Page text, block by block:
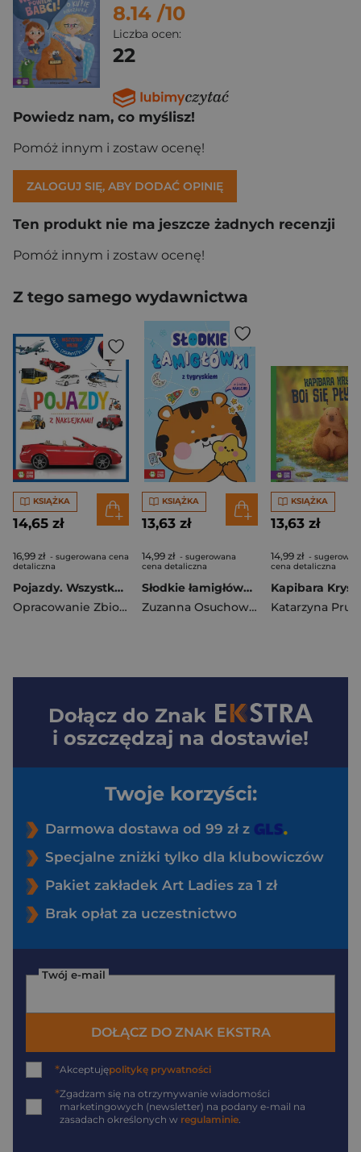
8.14 /10
Liczba ocen:
22
Powiedz nam, co myślisz!
Pomóż innym i zostaw ocenę!
ZALOGUJ SIĘ, ABY DODAĆ OPINIĘ
Ten produkt nie ma jeszcze żadnych recenzji
Pomóż innym i zostaw ocenę!
Z tego samego wydawnictwa
KSIĄŻKA
14,65 zł
16,99 zł - sugerowana cena
detaliczna
Pojazdy. Wszystko wiem!
Opracowanie Zbiorowe
KSIĄŻKA
13,63 zł
14,99 zł - sugerowana
cena detaliczna
Słodkie łamigłówki z tygryskiem
Zuzanna Osuchowska
KSIĄŻKA
13,63 zł
14,99 zł -
cena detaliczna
Dołącz do Znak
i oszczędzaj na dostawie!
Twoje korzyści:
Darmowa dostawa od 99 zł z
Specjalne zniżki tylko dla klubowiczów
Pakiet zakładek Art Ladies za 1 zł
Brak opłat za uczestnictwo
Twój e-mail
DOŁĄCZ DO ZNAK EKSTRA
*Akceptujępolitykę prywatności
*Zgadzam się na otrzymywanie wiadomości
marketingowych (newsletter) na podany e-mail na
zasadach określonych w regulaminie